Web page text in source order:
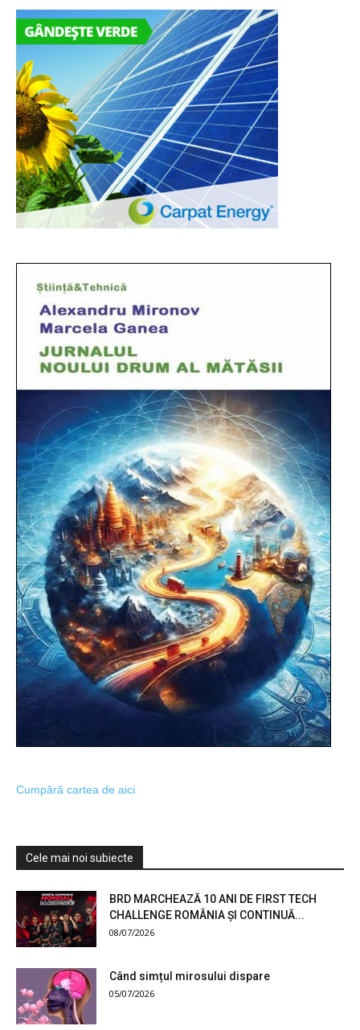
Cumpără cartea de aici
Cele mai noi subiecte
BRD MARCHEAZĂ 10 ANI DE FIRST TECH
CHALLENGE ROMÂNIA ȘI CONTINUĂ...
08/07/2026
Când simțul mirosului dispare
05/07/2026